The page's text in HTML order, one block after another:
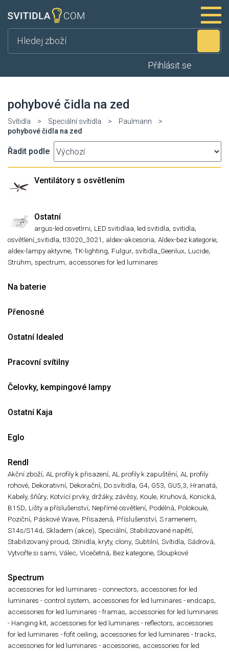
Přihlásit se
pohybové čidla na zed
Svítidla > Speciální svítidla > Paulmann
>
pohybové čidla na zed
Řadit podle
Ventilátory s osvětlením
Ostatní
argus-led osvetlrni, LED svitidlaa, led svitidla, svitidla,
osvětlení_svitidla,tl3020_3021 , aldex-akcesoria, Aldex-bez kategorie,
aldex-lampy aktyvne, TK-lighting, Fulgur, svítidla_Geenlux, Lucide,
Strühm, spectrum, accessories for led luminares
Na baterie
Přenosné
Ostatní Idealed
Pracovní svítilny
Čelovky, kempingové lampy
Ostatní Kaja
Eglo
Rendl
Akční zboží, AL profily k přisazení, AL profily k zapuštění, AL profily
rohové, Dekorativní, Dekorační, Do svítidla, G4, G53, GU5,3, Hranatá,
Kabely, šňůry, Kotvící prvky, držáky, závěsy, Koule, Kruhová, Konická,
B15D, Lišty a příslušenství, Nepřímé osvětlení, Podélná, Polokoule,
Poziční, Páskové Wave, Přisazená, Příslušenství, S ramenem,
S14s/S14d, Skladem (akce), Speciální, Stabilizované napětí,
Stabilizovaný proud, Stínidla, kryty, clony, Subtilní, Svítidla, Sádrová,
Vytvořte si sami, Válec, Vícečetná, Bez kategorie, Sloupkové
Spectrum
accessories for led luminares - connectors, accessories for led
luminares - control system, accessories for led luminares - endcaps,
accessories for led luminares - framas, accessories for led luminares
- Hanging kit, accessories for led luminares - reflectors, accessories
for led luminares - fofit ceiling, accessories for led luminares - tracks,
accessories for led luminares - accessories, accessories for led